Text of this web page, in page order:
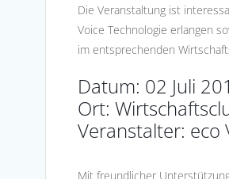
Die Veranstaltung ist
Voice Technologie erlangen
im entsprechenden
Datum: 02 Juli
Ort:
Veranstalter: eco
Mit freundlicher